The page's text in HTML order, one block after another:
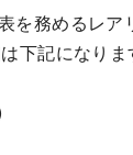
務めるレア
下記になりま